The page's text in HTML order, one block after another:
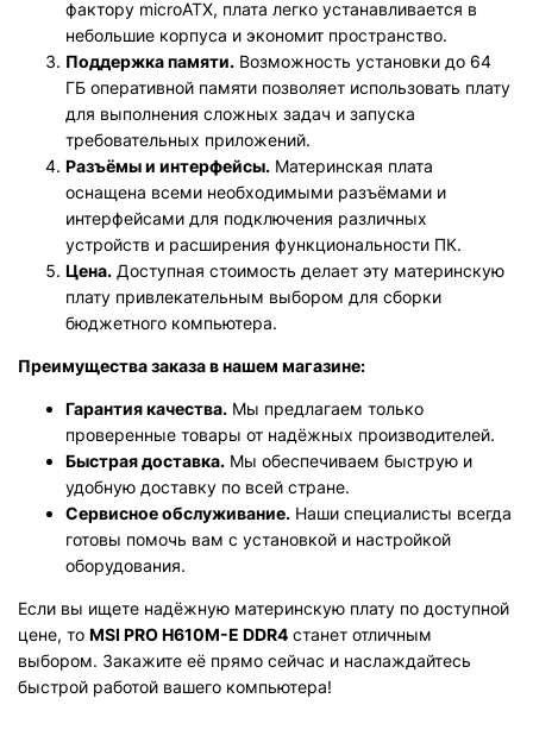
фактору microATX, плата легко устанавливается в
небольшие корпуса и экономит пространство.
Поддержка памяти. Возможность установки до 64
ГБ оперативной памяти позволяет использовать плату
для выполнения сложных задач и запуска
требовательных приложений.
Разъёмы и интерфейсы. Материнская плата
оснащена всеми необходимыми разъёмами и
интерфейсами для подключения различных
устройств и расширения функциональности ПК.
Цена. Доступная стоимость делает эту материнскую
плату привлекательным выбором для сборки
бюджетного компьютера.
Преимущества заказа в нашем магазине:
Гарантия качества. Мы предлагаем только
проверенные товары от надёжных производителей.
Быстрая доставка. Мы обеспечиваем быструю и
удобную доставку по всей стране.
Сервисное обслуживание. Наши специалисты всегда
готовы помочь вам с установкой и настройкой
оборудования.
Если вы ищете надёжную материнскую плату по доступной
цене, то MSI PRO H610M-E DDR4 станет отличным
выбором. Закажите её прямо сейчас и наслаждайтесь
быстрой работой вашего компьютера!